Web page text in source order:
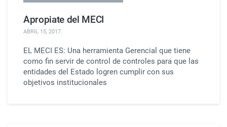
Apropiate del MECI
ABRIL 15, 2017.
EL MECI ES: Una herramienta Gerencial que tiene
como fin servir de control de controles para que las
entidades del Estado logren cumplir con sus
objetivos institucionales